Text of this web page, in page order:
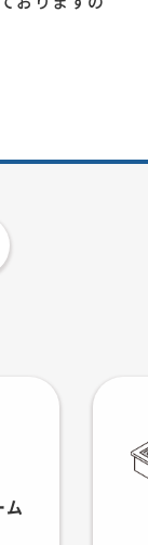
ム